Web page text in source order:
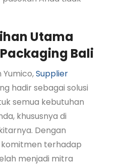
Utama
Bali
Supplier
hadir sebagai solusi
semua kebutuhan
khususnya di
Dengan
terhadap
menjadi mitra